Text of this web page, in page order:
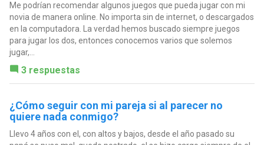
Me podrían recomendar algunos juegos que pueda jugar con mi
novia de manera online. No importa sin de internet, o descargados
en la computadora. La verdad hemos buscado siempre juegos
para jugar los dos, entonces conocemos varios que solemos
jugar,...
3 respuestas
¿Cómo seguir con mi pareja si al parecer no
quiere nada conmigo?
Llevo 4 años con el, con altos y bajos, desde el año pasado su